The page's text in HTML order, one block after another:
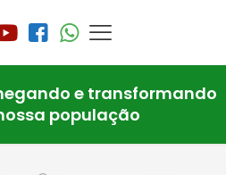
e transformando
população